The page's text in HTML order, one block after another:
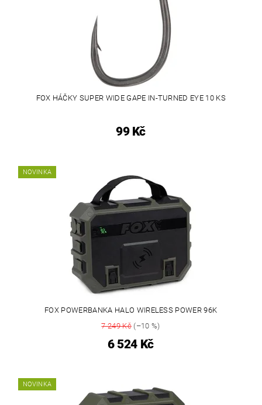
FOX HÁČKY SUPER WIDE GAPE IN-TURNED EYE 10 KS
99 Kč
NOVINKA
FOX POWERBANKA HALO WIRELESS POWER 96K
7 249 Kč (–10 %)
6 524 Kč
NOVINKA